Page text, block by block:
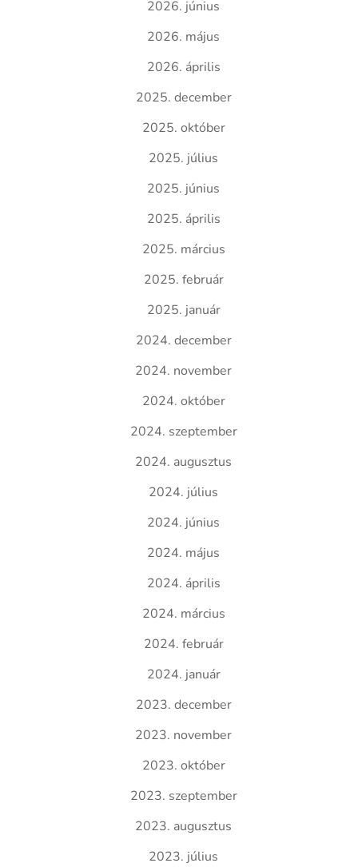
2026. június
2026. május
2026. április
2025. december
2025. október
2025. július
2025. június
2025. április
2025. március
2025. február
2025. január
2024. december
2024. november
2024. október
2024. szeptember
2024. augusztus
2024. július
2024. június
2024. május
2024. április
2024. március
2024. február
2024. január
2023. december
2023. november
2023. október
2023. szeptember
2023. augusztus
2023. július